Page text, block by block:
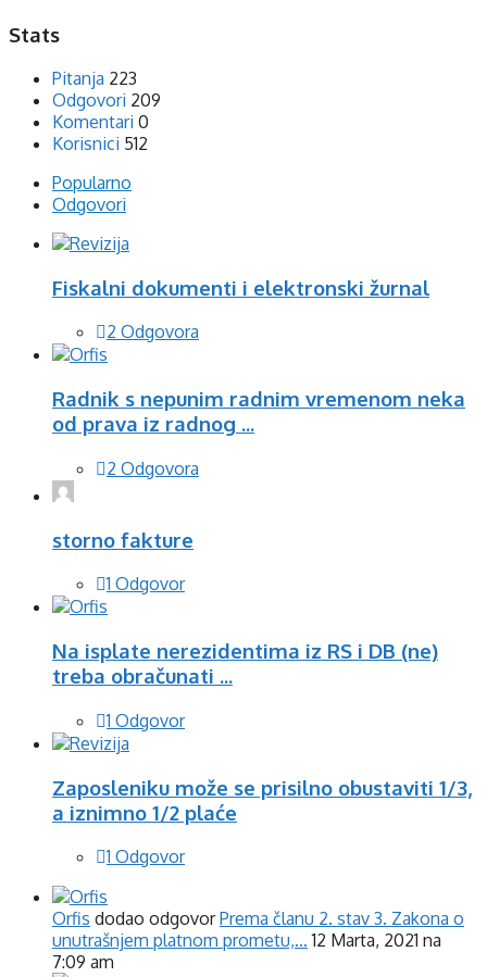
Stats
Pitanja 223
Odgovori 209
Komentari 0
Korisnici 512
Popularno
Odgovori
Fiskalni dokumenti i elektronski žurnal
2 Odgovora
Radnik s nepunim radnim vremenom neka
od prava iz radnog ...
2 Odgovora
storno fakture
1 Odgovor
Na isplate nerezidentima iz RS i DB (ne)
treba obračunati ...
1 Odgovor
Zaposleniku može se prisilno obustaviti 1/3,
a iznimno 1/2 plaće
1 Odgovor
Orfis dodao odgovorPrema članu 2. stav 3. Zakona o
unutrašnjem platnom prometu,… 12 Marta, 2021 na
7:09 am